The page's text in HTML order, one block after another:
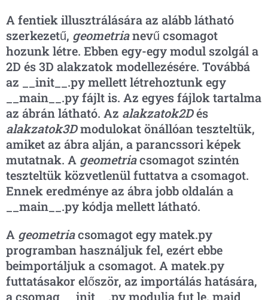
A fentiek illusztrálására az alább látható
szerkezetű, geometrianevű csomagot
hozunk létre. Ebben egy-egy modul szolgál a
2D és 3D alakzatok modellezésére. Továbbá
az __init__.py mellett létrehoztunk egy
__main__.py fájlt is. Az egyes fájlok tartalma
az ábrán látható. Az alakzatok2Dés
alakzatok3Dmodulokat önállóan teszteltük,
amiket az ábra alján, a parancssori képek
mutatnak. A geometriacsomagot szintén
teszteltük közvetlenül futtatva a csomagot.
Ennek eredménye az ábra jobb oldalán a
__main__.py kódja mellett látható.
A geometriacsomagot egy matek.py
programban használjuk fel, ezért ebbe
beimportáljuk a csomagot. A matek.py
futtatásakor először, az importálás hatására,
a csomag __init__.py modulja fut le, majd